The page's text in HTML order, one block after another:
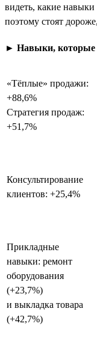
видеть, какие навыки
поэтому стоят
► Навыки, которые
«Тёплые» продажи:
+88,6%
Стратегия продаж:
+51,7%
Консультирование
клиентов: +25,4%
Прикладные
навыки: ремонт
оборудования
(+23,7%)
и выкладка товара
(+42,7%)